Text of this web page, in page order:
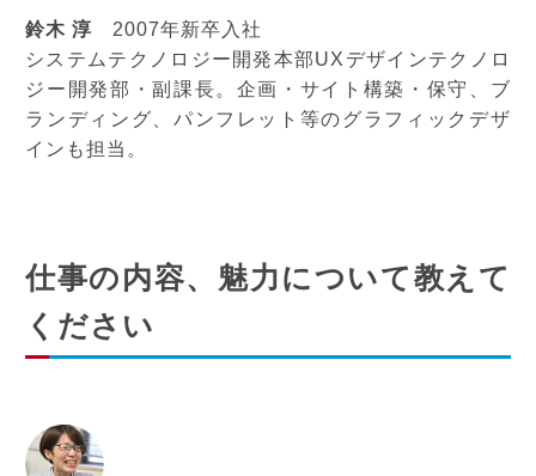
鈴木 淳 2007年新卒入社
システムテクノロジー開発本部UXデザインテクノロ
ジー開発部・副課長。企画・サイト構築・保守、ブ
ランディング、パンフレット等のグラフィックデザ
インも担当。
仕事の内容、魅力について教えて
ください